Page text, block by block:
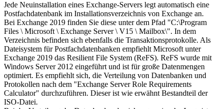
Jede Neuinstallation eines Exchange-Servers legt automatisch eine
Postfachdatenbank im Installationsverzeichnis von Exchange an.
Bei Exchange 2019 finden Sie diese unter dem Pfad "C:\Program
Files \ Microsoft \ Exchange Server \ V15 \ Mailbox\". In dem
Verzeichnis befinden sich ebenfalls die Transaktionsprotokolle. Als
Dateisystem für Postfachdatenbanken empfiehlt Microsoft unter
Exchange 2019 das Resilient File System (ReFS). ReFS wurde mit
Windows Server 2012 eingeführt und ist für große Datenmengen
optimiert. Es empfiehlt sich, die Verteilung von Datenbanken und
Protokollen nach dem "Exchange Server Role Requirements
Calculator" durchzuführen. Dieser ist wie erwähnt Bestandteil der
ISO-Datei.